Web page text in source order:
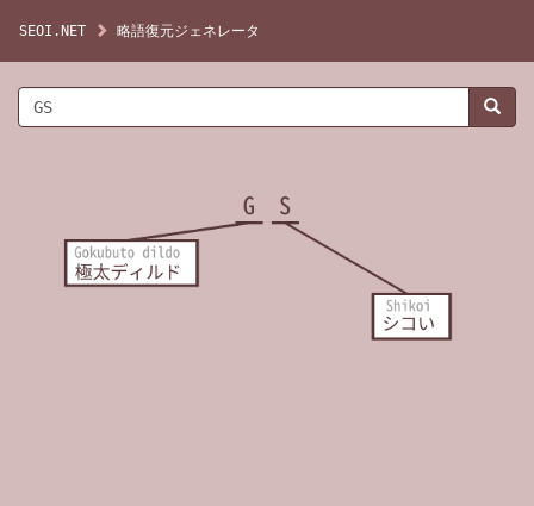
SEOI.NET 略語復元ジェネレータ